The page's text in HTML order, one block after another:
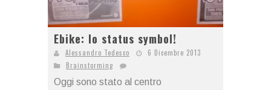
Ebike: lo status symbol!
Alessandro Tedesco
6 Dicembre 2013
Brainstorming
Oggi sono stato al centro